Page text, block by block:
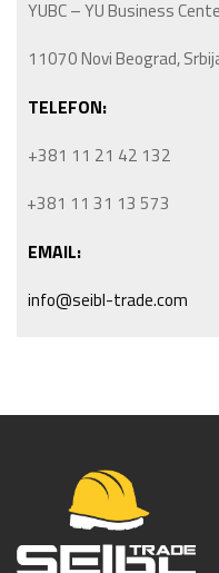
YUBC – YU Business
11070 Novi Beograd,
TELEFON:
+381 11 21 42 132
+381 11 31 13 573
EMAIL:
info@seibl-trade.com